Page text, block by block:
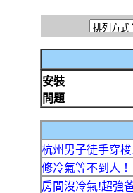
安裝
問題
杭州男子徒手穿
修冷氣等不到人
房間沒冷氣!超強